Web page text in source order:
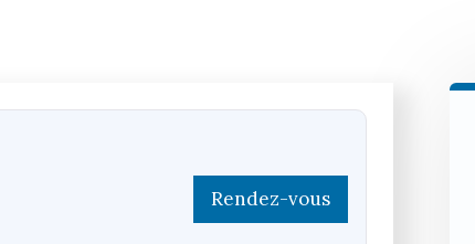
Rendez-vous